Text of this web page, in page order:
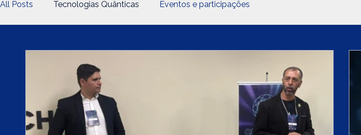
All Posts Tecnologias Quânticas Eventos e participações